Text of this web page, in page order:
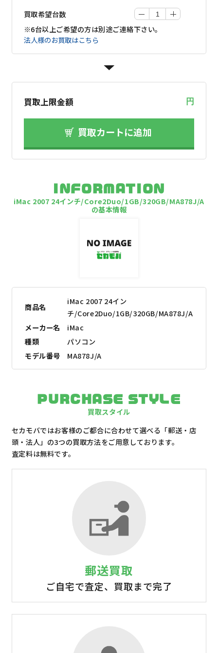
買取希望台数
※6台以上ご希望の方は別途ご連絡下さい。
法人様のお買取はこちら
買取上限金額 円
買取カートに追加
INFORMATION
iMac 2007 24インチ/Core2Duo/1GB/320GB/MA878J/A
の基本情報
商品名
iMac 2007 24イン
チ/Core2Duo/1GB/320GB/MA878J/A
メーカー名
iMac
種類
パソコン
モデル番号
MA878J/A
PURCHASE STYLE
買取スタイル
セカモバではお客様のご都合に合わせて選べる「郵送・店
頭・法人」の3つの買取方法をご用意しております。
査定料は無料です。
郵送買取
ご自宅で査定、買取まで完了